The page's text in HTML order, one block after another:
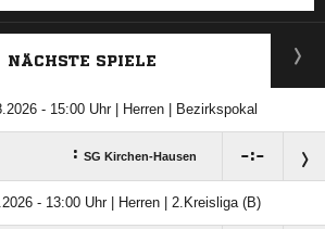
ANZEIGE
NÄCHSTE SPIELE
- 15:00 Uhr | Herren | Bezirkspokal
: SG Kirchen-Hausen :
- 13:00 Uhr | Herren | 2.Kreisliga (B)